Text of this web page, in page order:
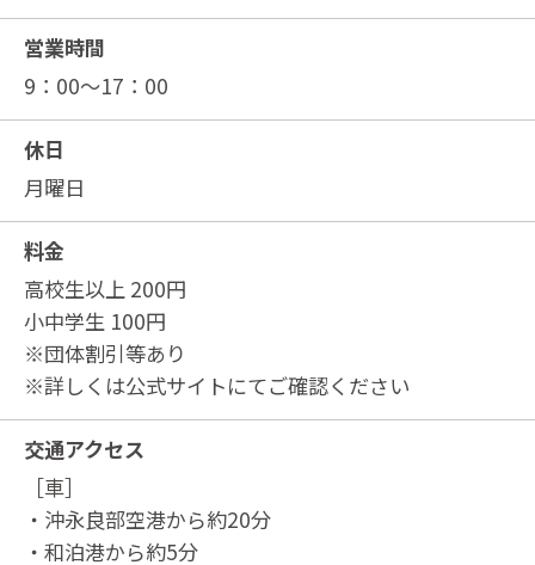
営業時間
9：00～17：00
休日
月曜日
料金
高校生以上 200円
小中学生 100円
※団体割引等あり
※詳しくは公式サイトにてご確認ください
交通アクセス
［車］
・沖永良部空港から約20分
・和泊港から約5分